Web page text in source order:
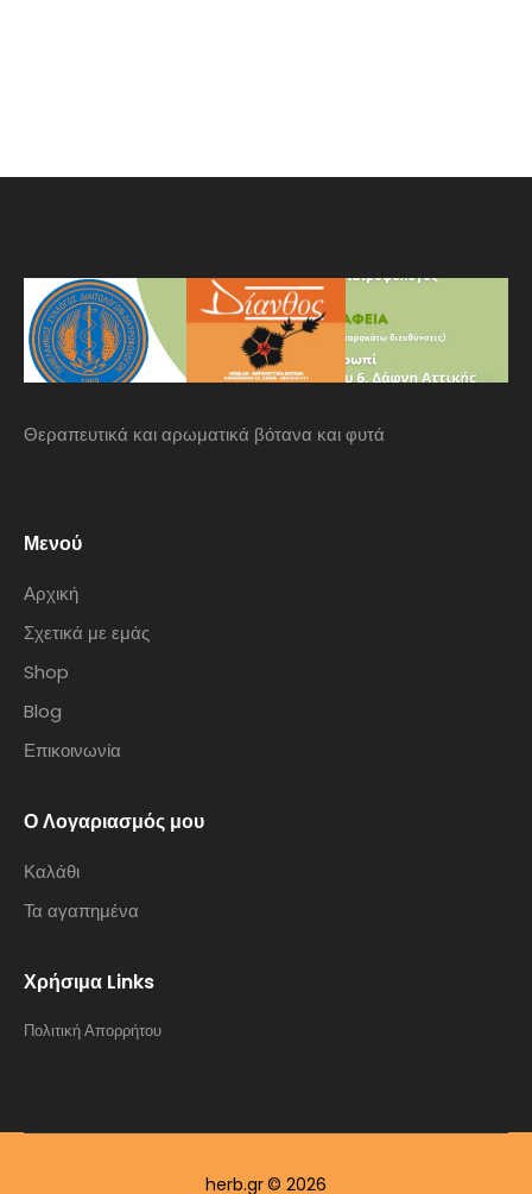
Θεραπευτικά και αρωματικά βότανα και φυτά
Μενού
Αρχική
Σχετικά με εμάς
Shop
Blog
Επικοινωνία
Ο Λογαριασμός μου
Καλάθι
Τα αγαπημένα
Χρήσιμα Links
Πολιτική Απορρήτου
herb.gr © 2026